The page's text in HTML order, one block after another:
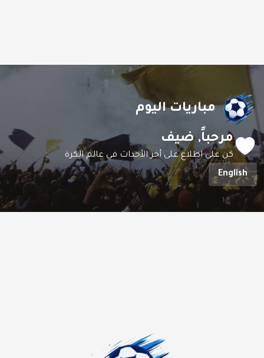
مباريات اليوم
مرحباً, ضيف
كن على اطلاع على أخر الأحداث في عالم الكرة
English